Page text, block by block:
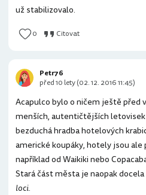
už stabilizovalo.
0 Citovat
Acapulco bylo o ničem ještě před
menších, autentičtějších
bezduchá hradba hotelových
americké koupáky, hotely jsou ale
například od Waikiki nebo
Stará část města je naopak
loci.
Petr76
před 10 lety (02. 12. 2016 11:45)